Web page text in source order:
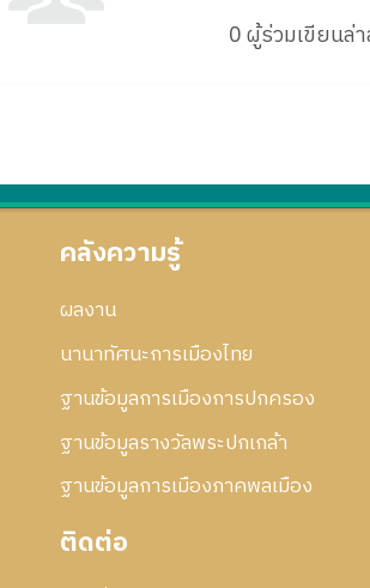
0 ผู้ร่วมเขียนล่
คลังความรู้
ผลงาน
นานาทัศนะการเมืองไทย
ฐานข้อมูลการเมืองการปกครอง
ฐานข้อมูลรางวัลพระปกเกล้า
ฐานข้อมูลการเมืองภาคพลเมือง
ติดต่อ